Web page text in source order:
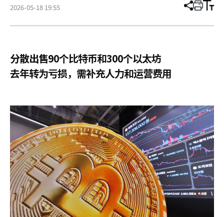
2026-05-18 19:55 分
章
打 调
小
分散出售90个比特币和300个以太坊
去年转为亏损，需补充人力和运营费用